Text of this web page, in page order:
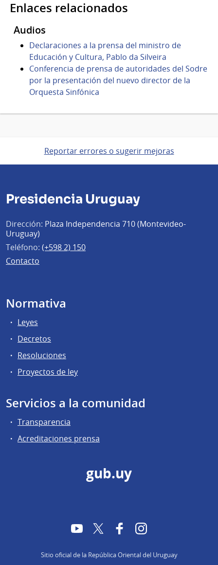
Enlaces relacionados
Audios
Declaraciones a la prensa del ministro de
Educación y Cultura, Pablo da Silveira
Conferencia de prensa de autoridades del Sodre
por la presentación del nuevo director de la
Orquesta Sinfónica
Reportar errores o sugerir mejoras
Presidencia Uruguay
Dirección: Plaza Independencia 710 (Montevideo-
Uruguay)
Teléfono: (+598 2) 150
Contacto
Normativa
Leyes
Decretos
Resoluciones
Proyectos de ley
Servicios a la comunidad
Transparencia
Acreditaciones prensa
gub.uy
YouTubeTwitter FacebookInstagram
Sitio oficial de la República Oriental del Uruguay